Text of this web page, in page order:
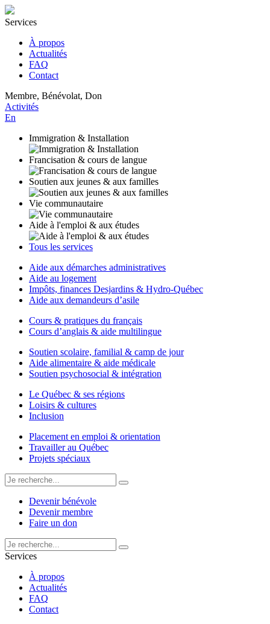
Services
À propos
Actualités
FAQ
Contact
Membre, Bénévolat, Don
Activités
En
Immigration & Installation
Francisation & cours de langue
Soutien aux jeunes & aux familles
Vie communautaire
Aide à l'emploi & aux études
Tous les services
Aide aux démarches administratives
Aide au logement
Impôts, finances Desjardins & Hydro-Québec
Aide aux demandeurs d’asile
Cours & pratiques du français
Cours d’anglais & aide multilingue
Soutien scolaire, familial & camp de jour
Aide alimentaire & aide médicale
Soutien psychosocial & intégration
Le Québec & ses régions
Loisirs & cultures
Inclusion
Placement en emploi & orientation
Travailler au Québec
Projets spéciaux
Devenir bénévole
Devenir membre
Faire un don
Services
À propos
Actualités
FAQ
Contact